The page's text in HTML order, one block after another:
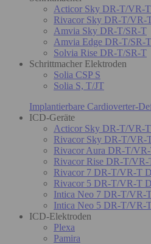
Acticor Sky DR-T/VR-
Rivacor Sky DR-T/
Amvia Sky DR-T/SR-T
Amvia Edge DR-T/SR-T
Solvia Rise DR-T/SR-T
Schrittmacher Elektroden
Solia CSP S
Solia S, T/JT
Implantierbare Cardioverter-
ICD-Geräte
Acticor Sky DR-T/VR-
Rivacor Sky DR-T/
Rivacor Aura DR-T/
Rivacor Rise DR-T/
Rivacor 7 DR-T/VR-T
Rivacor 5 DR-T/VR-T
Intica Neo 7 DR-T/
Intica Neo 5 DR-T/
ICD-Elektroden
Plexa
Pamira